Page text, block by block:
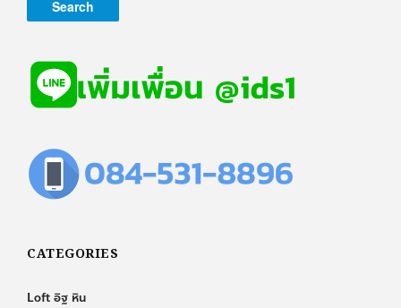
CATEGORIES
Loft อิฐ หิน